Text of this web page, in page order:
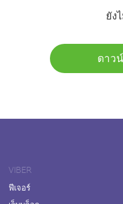
ยัง
ดาว
VIBER
ฟีเจอร์